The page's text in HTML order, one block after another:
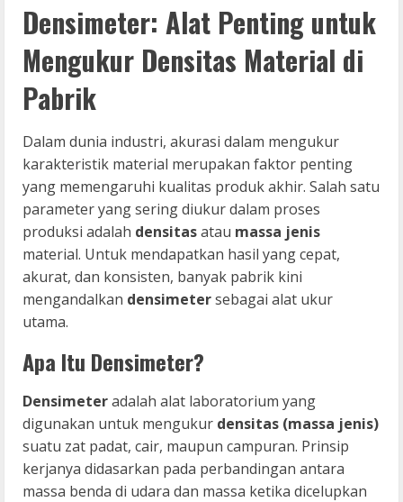
Densimeter: Alat Penting untuk
Mengukur Densitas Material di
Pabrik
Dalam dunia industri, akurasi dalam mengukur
karakteristik material merupakan faktor penting
yang memengaruhi kualitas produk akhir. Salah satu
parameter yang sering diukur dalam proses
produksi adalah densitasatau massa jenis
material. Untuk mendapatkan hasil yang cepat,
akurat, dan konsisten, banyak pabrik kini
mengandalkan densimetersebagai alat ukur
utama.
Apa Itu Densimeter?
Densimeteradalah alat laboratorium yang
digunakan untuk mengukur densitas (massa jenis)
suatu zat padat, cair, maupun campuran. Prinsip
kerjanya didasarkan pada perbandingan antara
massa benda di udara dan massa ketika dicelupkan